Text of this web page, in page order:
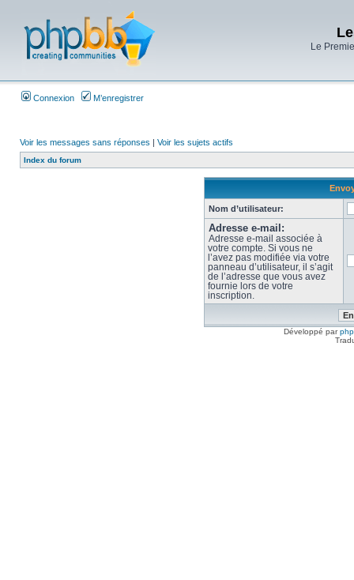
Le
Connexion M’enregistrer
Voir les messages sans réponses | Voir les sujets actifs
Index du forum
Nom d’utilisateur:
Adresse e-mail:
Adresse e-mail associée à
votre compte. Si vous ne
l’avez pas modifiée via votre
panneau d’utilisateur, il s’agit
de l’adresse que vous avez
fournie lors de votre
inscription.
Développé par